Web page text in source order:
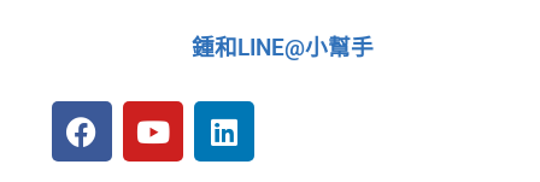
鍾和LINE@小幫手